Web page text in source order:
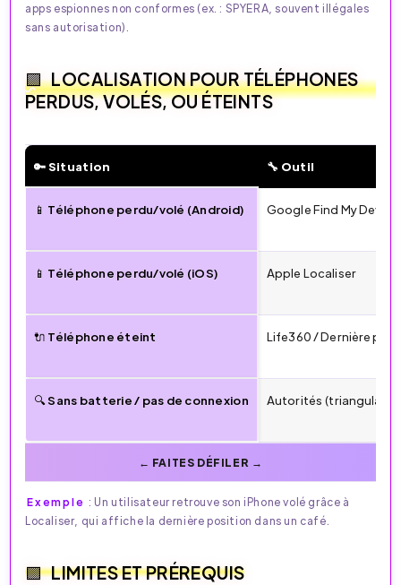
apps espionnes non conformes (ex. : SPYERA, souvent illégales
sans autorisation).
LOCALISATION POUR TÉLÉPHONES
PERDUS, VOLÉS, OU ÉTEINTS
🔑 Situation 🔧 Outil
📱 Téléphone perdu/volé (Android) Google Find My Device
📱 Téléphone perdu/volé (iOS) Apple Localiser
🔌 Téléphone éteint Life360 / Dernière
🔍 Sans batterie / pas de connexion Autorités
Exemple : Un utilisateur retrouve son iPhone volé grâce à
Localiser, qui affiche la dernière position dans un café.
LIMITES ET PRÉREQUIS